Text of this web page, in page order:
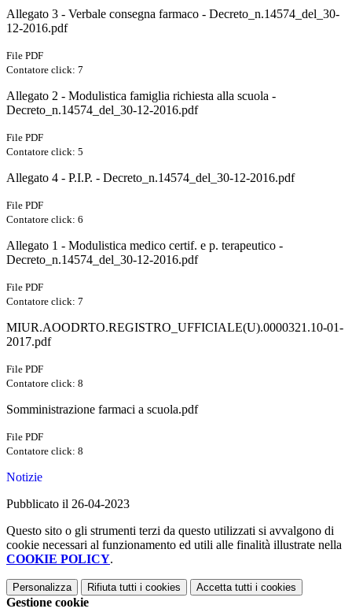
Allegato 3 - Verbale consegna farmaco - Decreto_n.14574_del_30-
12-2016.pdf
File PDF
Contatore click: 7
Allegato 2 - Modulistica famiglia richiesta alla scuola -
Decreto_n.14574_del_30-12-2016.pdf
File PDF
Contatore click: 5
Allegato 4 - P.I.P. - Decreto_n.14574_del_30-12-2016.pdf
File PDF
Contatore click: 6
Allegato 1 - Modulistica medico certif. e p. terapeutico -
Decreto_n.14574_del_30-12-2016.pdf
File PDF
Contatore click: 7
MIUR.AOODRTO.REGISTRO_UFFICIALE(U).0000321.10-01-
2017.pdf
File PDF
Contatore click: 8
Somministrazione farmaci a scuola.pdf
File PDF
Contatore click: 8
Notizie
Pubblicato il 26-04-2023
Questo sito o gli strumenti terzi da questo utilizzati si avvalgono di
cookie necessari al funzionamento ed utili alle finalità illustrate nella
COOKIE POLICY.
Personalizza Rifiuta tutti i cookies Accetta tutti i cookies
Gestione cookie